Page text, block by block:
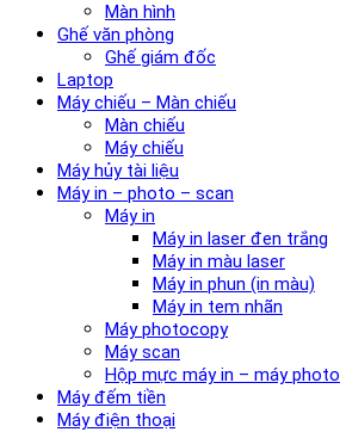
Màn hình
Ghế văn phòng
Ghế giám đốc
Laptop
Máy chiếu – Màn chiếu
Màn chiếu
Máy chiếu
Máy hủy tài liệu
Máy in – photo – scan
Máy in
Máy in laser đen trắng
Máy in màu laser
Máy in phun (in màu)
Máy in tem nhãn
Máy photocopy
Máy scan
Hộp mực máy in – máy photo
Máy đếm tiền
Máy điện thoại